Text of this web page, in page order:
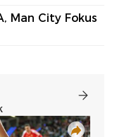
Man City Fokus